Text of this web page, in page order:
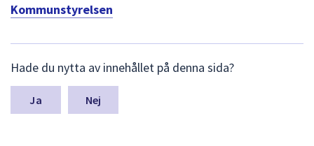
Kommunstyrelsen
ä
m
a
Hade du nytta av innehållet på denna sida?
Nej